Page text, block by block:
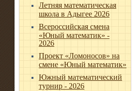
Летняя математическая
школа в Адыгее 2026
Всероссийская смена
«Юный математик» -
2026
Проект «Ломоносов» на
смене «Юный математик»
Южный математический
турнир - 2026